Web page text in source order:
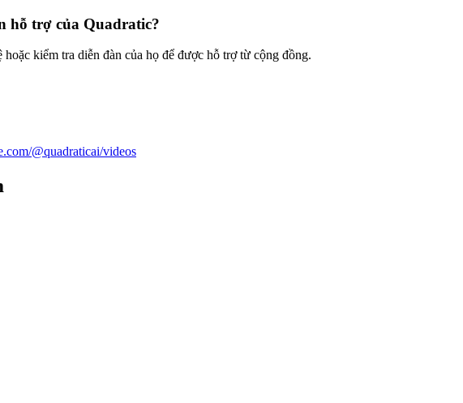
hỗ trợ của Quadratic?
kiểm tra diễn đàn của họ để được hỗ trợ từ cộng đồng.
@quadraticai/videos